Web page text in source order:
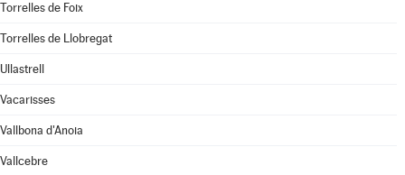
Torrelles de Foix
Torrelles de Llobregat
Ullastrell
Vacarisses
Vallbona d'Anoia
Vallcebre